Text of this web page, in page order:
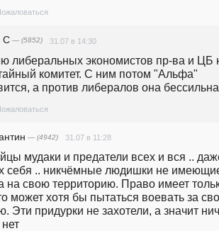
С — (5852) 31.07 в 14:30
либеральных экономистов пр-ва и ЦБ
комитет. С ним потом "Альфа"
а против либералов она
— (4942) 31.07 в 11:28
мудаки и предатели всех и вся ..
себя .. никчёмные людишки не
на свою территорию. Право имеет
может хотя бы пытаться воевать за
Эти придурки не захотели, а значит